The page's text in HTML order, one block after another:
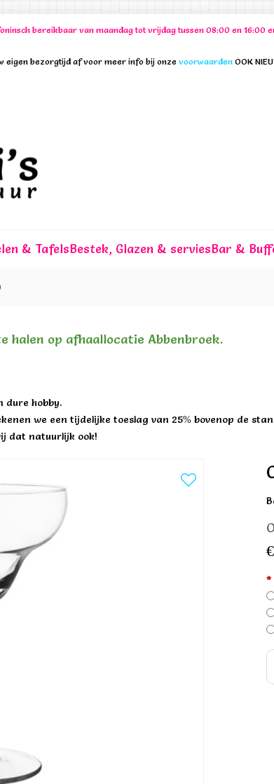
bereikbaar van maandag tot vrijdag tussen 08:00 en 16:00
eigen bezorgtijd af voor meer info bij onze voorwaarden OOK
& TafelsBestek, Glazen & serviesBar &
halen op afhaallocatie Abbenbroek.
dure hobby.
we een tijdelijke toeslag van 25% bovenop de
dat natuurlijk ook!
*